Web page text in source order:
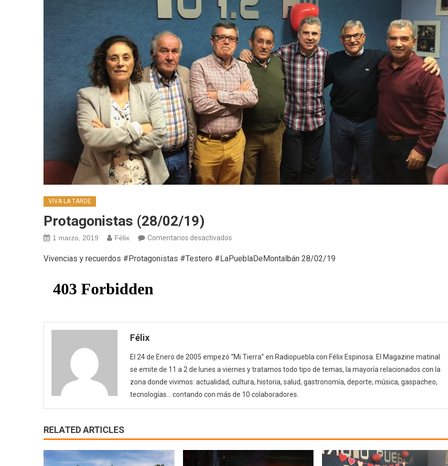
VIVA LA TARDE
Protagonistas (28/02/19)
1 marzo, 2019 Félix Comentarios desactivados
(28/02/19)
Vivencias y recuerdos #Protagonistas #Testero #LaPueblaDeMontalbán 28/02/19
Félix
El 24 de Enero de 2005 empezó “Mi Tierra” en Radiopuebla con Félix Espinosa. El Magazine matinal
se emite de 11 a 2 de lunes a viernes y tratamos todo tipo de temas, la mayoría relacionados con la
zona donde vivimos: actualidad, cultura, historia, salud, gastronomía, deporte, música, gaspacheo,
tecnologías… contando con más de 10 colaboradores.
RELATED ARTICLES